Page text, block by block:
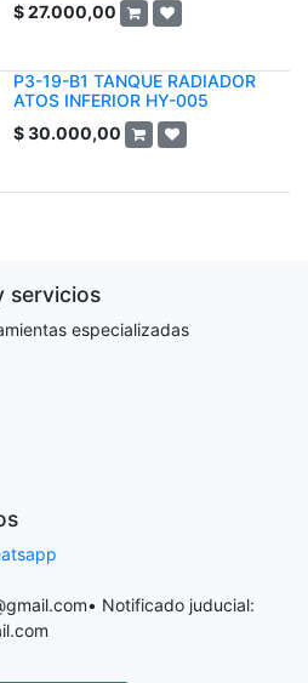
$27.000,00
P3-19-B1 TANQUE RADIADOR
ATOS INFERIOR HY-005
$30.000,00
servicios
especializadas
• Notificado juducial: